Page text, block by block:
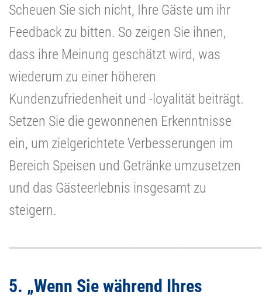
Scheuen Sie sich nicht, Ihre Gäste um ihr
Feedback zu bitten. So zeigen Sie ihnen,
dass ihre Meinung geschätzt wird, was
wiederum zu einer höheren
Kundenzufriedenheit und -loyalität beiträgt.
Setzen Sie die gewonnenen Erkenntnisse
ein, um zielgerichtete Verbesserungen im
Bereich Speisen und Getränke umzusetzen
und das Gästeerlebnis insgesamt zu
steigern.
5. „Wenn Sie während Ihres